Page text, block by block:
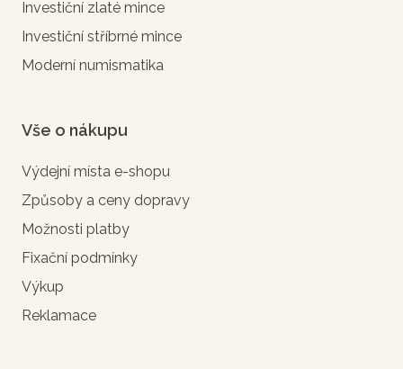
Investiční zlaté mince
Investiční stříbrné mince
Moderní numismatika
Vše o nákupu
Výdejní místa e-shopu
Způsoby a ceny dopravy
Možnosti platby
Fixační podmínky
Výkup
Reklamace